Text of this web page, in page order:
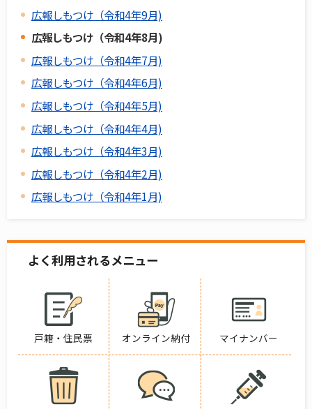
広報しもつけ（令和4年9月)
広報しもつけ（令和4年8月)
広報しもつけ（令和4年7月)
広報しもつけ（令和4年6月)
広報しもつけ（令和4年5月)
広報しもつけ（令和4年4月)
広報しもつけ（令和4年3月)
広報しもつけ（令和4年2月)
広報しもつけ（令和4年1月)
よく利用されるメニュー
戸籍・住民票 オンライン納付 マイナンバー